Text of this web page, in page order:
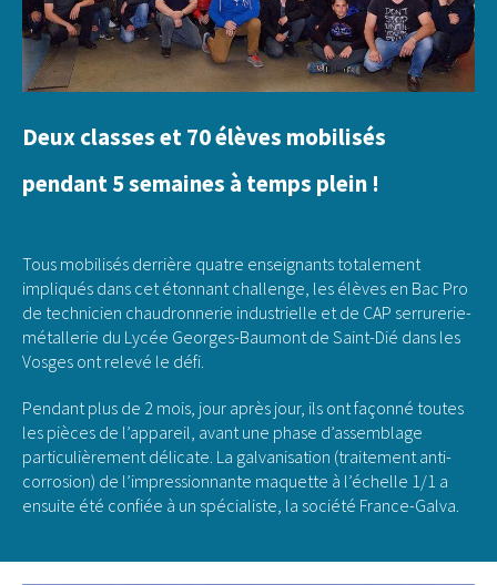
Deux classes et 70 élèves mobilisés
pendant 5 semaines à temps plein !
Tous mobilisés derrière quatre enseignants totalement
impliqués dans cet étonnant challenge, les élèves en Bac Pro
de technicien chaudronnerie industrielle et de CAP serrurerie-
métallerie du Lycée Georges-Baumont de Saint-Dié dans les
Vosges ont relevé le défi.
Pendant plus de 2 mois, jour après jour, ils ont façonné toutes
les pièces de l’appareil, avant une phase d’assemblage
particulièrement délicate. La galvanisation (traitement anti-
corrosion) de l’impressionnante maquette à l’échelle 1/1 a
ensuite été confiée à un spécialiste, la société France-Galva.